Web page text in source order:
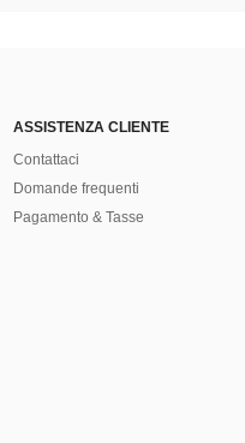
ASSISTENZA CLIENTE
Contattaci
Domande frequenti
Pagamento & Tasse